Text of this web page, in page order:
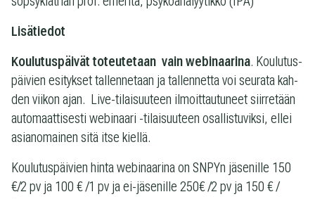
Lisätiedot
Kou­lu­tus­päi­vät toteu­te­taan vain webi­naa­rina. Kou­lu­tus­
päi­vien esi­tyk­set tal­len­ne­taan ja tal­len­netta voi seu­rata kah­
den vii­kon ajan. Live-tilaisuuteen ilmoit­tau­tu­neet siir­re­tään
auto­maat­ti­sesti webi­naari -tilai­suu­teen osal­lis­tu­viksi, ellei
asian­omai­nen sitä itse kiellä.
Kou­lu­tus­päi­vien hinta webi­naa­rina on SNPYn jäse­nille 150
€/2 pv ja 100 € /1 pv ja ei-jäsenille 250€ /2 pv ja 150 € /